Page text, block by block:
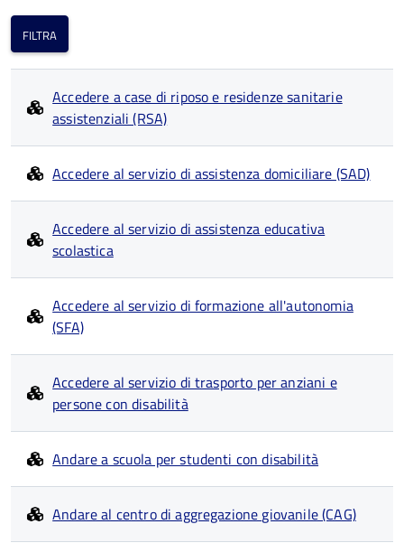
Accedere a case di riposo e residenze sanitarie
assistenziali (RSA)
Accedere al servizio di assistenza domiciliare (SAD)
Accedere al servizio di assistenza educativa
scolastica
Accedere al servizio di formazione all'autonomia
(SFA)
Accedere al servizio di trasporto per anziani e
persone con disabilità
Andare a scuola per studenti con disabilità
Andare al centro di aggregazione giovanile (CAG)